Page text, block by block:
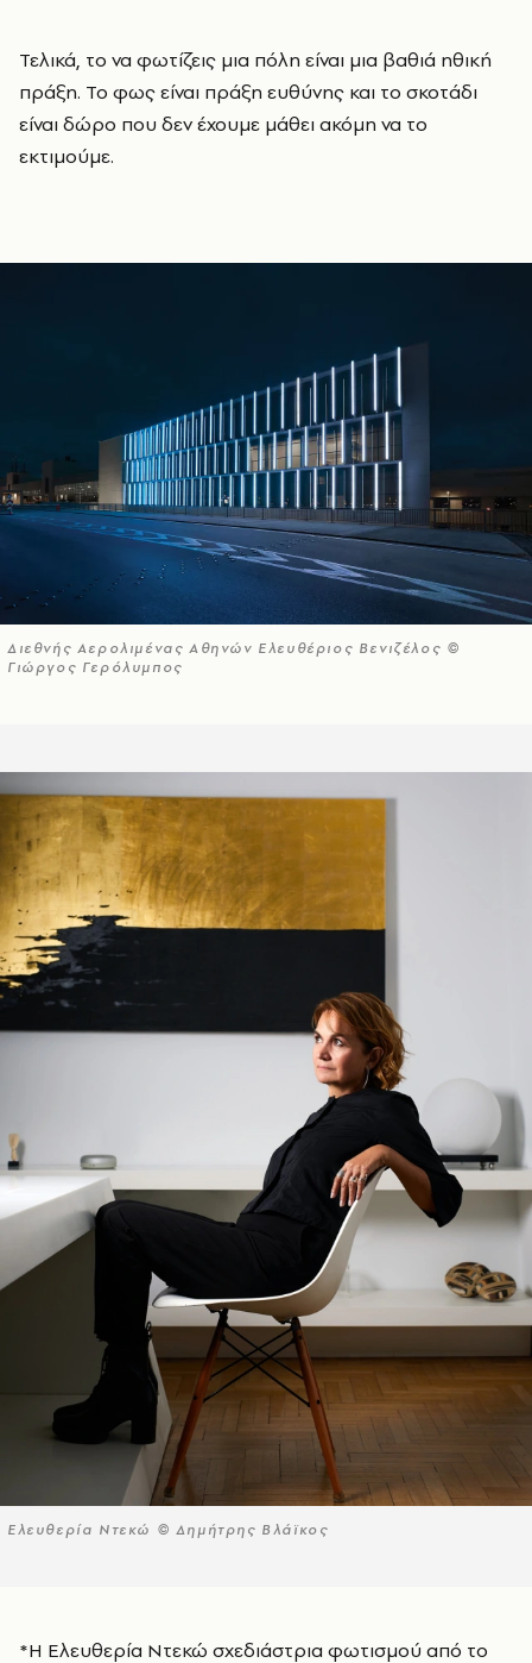
Τελικά, το να φωτίζεις μια πόλη είναι μια βαθιά ηθική
πράξη. Το φως είναι πράξη ευθύνης και το σκοτάδι
είναι δώρο που δεν έχουμε μάθει ακόμη να το
εκτιμούμε.
Διεθνής Αερολιμένας Αθηνών Ελευθέριος Βενιζέλος ©
Γιώργος Γερόλυμπος
Ελευθερία Ντεκώ © Δημήτρης Βλάϊκος
*Η Ελευθερία Ντεκώ σχεδιάστρια φωτισμού από το